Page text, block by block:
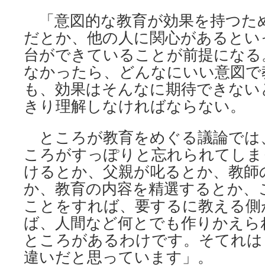
「意図的な教育が効果を持つた
だとか、他の人に関心があると
台ができていることが前提にな
なかったら、どんなにいい意図
も、効果はそんなに期待できな
きり理解しなければならない。
ところが教育をめぐる議論では
ころがすっぽりと忘れられてし
けるとか、父親が叱るとか、教
か、教育の内容を精選するとか
ことをすれば、要するに教える
ば、人間など何とでも作りかえ
ところがあるわけです。そてれ
違いだと思っています」。